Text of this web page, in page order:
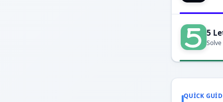
5
QUICK